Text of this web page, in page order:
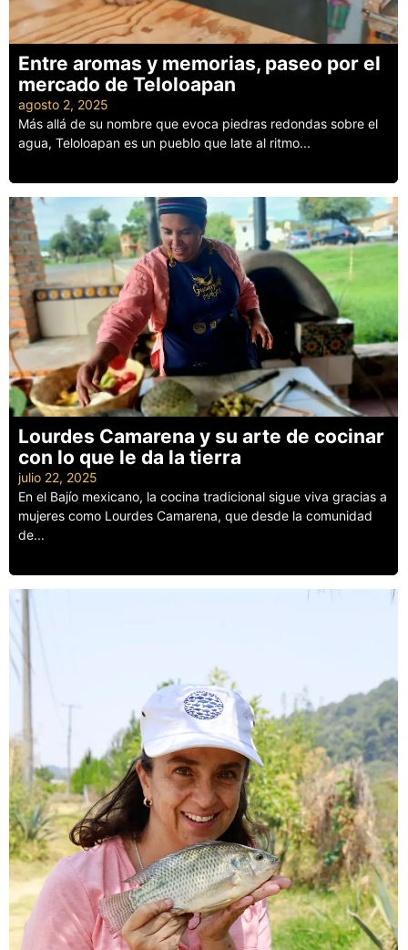
Entre aromas y memorias, paseo por el
mercado de Teloloapan
agosto 2, 2025
Más allá de su nombre que evoca piedras redondas sobre el
agua, Teloloapan es un pueblo que late al ritmo...
Lourdes Camarena y su arte de cocinar
con lo que le da la tierra
julio 22, 2025
En el Bajío mexicano, la cocina tradicional sigue viva gracias a
mujeres como Lourdes Camarena, que desde la comunidad
de...